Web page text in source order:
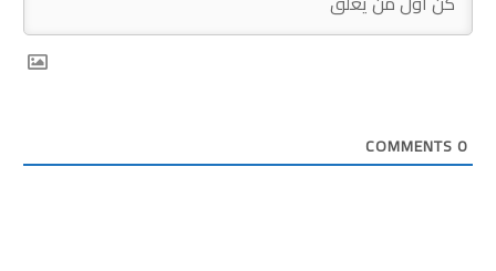
0